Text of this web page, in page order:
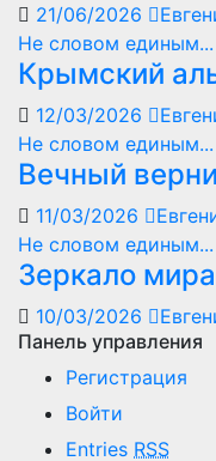
21/06/2026
Не словом единым...
Крымский
12/03/2026
Не словом единым...
Вечный
11/03/2026
Не словом единым...
Зеркало мира
10/03/2026
Панель управления
Регистрация
Войти
Entries RSS